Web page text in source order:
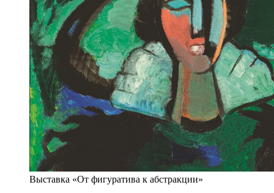
Выставка «От фигуратива к абстракции»